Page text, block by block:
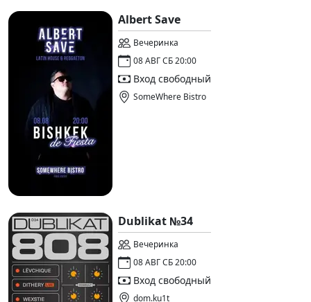
Albert Save
Вечеринка
08 АВГ СБ 20:00
Вход свободный
SomeWhere Bistro
Dublikat №34
Вечеринка
08 АВГ СБ 20:00
Вход свободный
dom.ku1t